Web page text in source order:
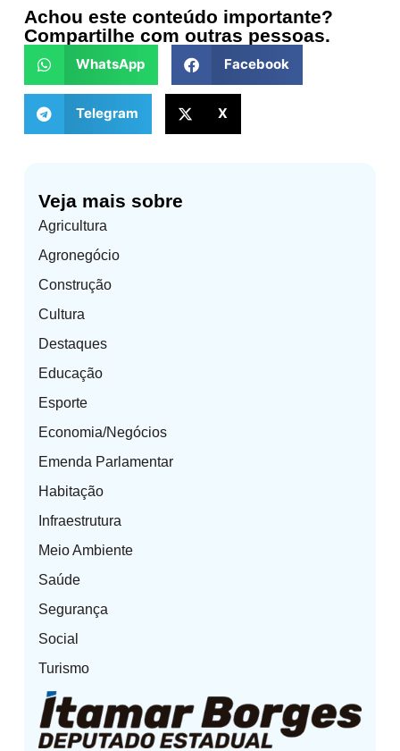
Veja mais sobre
Agricultura
Agronegócio
Construção
Cultura
Destaques
Educação
Esporte
Economia/Negócios
Emenda Parlamentar
Habitação
Infraestrutura
Meio Ambiente
Saúde
Segurança
Social
Turismo
Achou este conteúdo importante?
Compartilhe com outras pessoas.
WhatsApp Facebook
Telegram X